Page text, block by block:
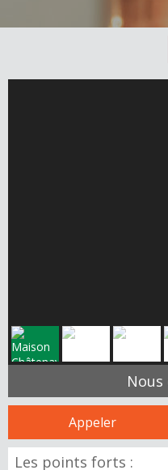
Appeler
Les points forts :